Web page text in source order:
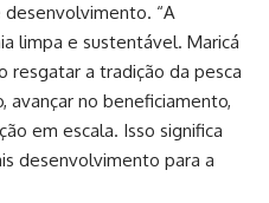
“A
limpa e sustentável. Maricá
resgatar a tradição da pesca
avançar no beneficiamento,
em escala. Isso significa
desenvolvimento para a